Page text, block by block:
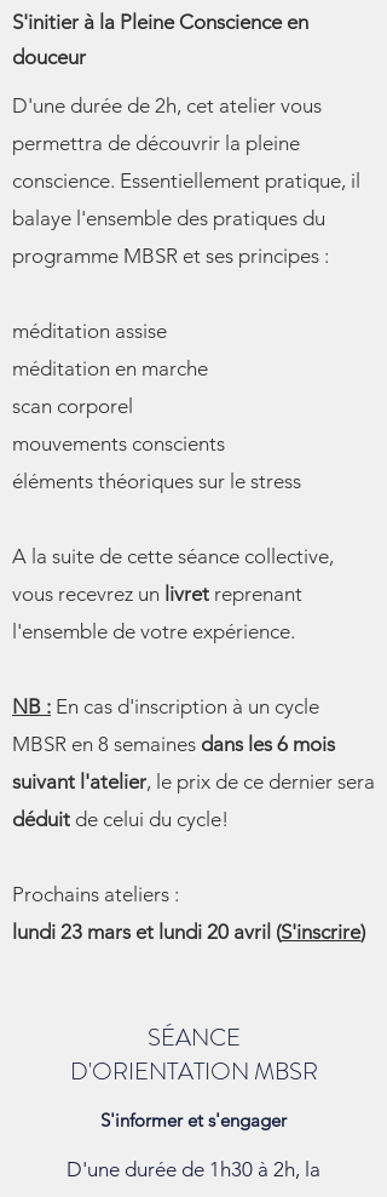
S'initier à la Pleine Conscience en
douceur
D'une durée de 2h, cet atelier vous
permettra de découvrir la pleine
conscience. Essentiellement pratique, il
balaye l'ensemble des pratiques du
programme MBSR et ses principes :
méditation assise
méditation en marche
scan corporel
mouvements conscients
éléments théoriques sur le stress
A la suite de cette séance collective,
vous recevrez un livret reprenant
l'ensemble de votre expérience.
NB : En cas d'inscription à un cycle
MBSR en 8 semaines dans les 6 mois
suivant l'atelier, le prix de ce dernier sera
déduit de celui du cycle!
Prochains ateliers :
lundi 23 mars et lundi 20 avril (S'inscrire)
SÉANCE
D'ORIENTATION MBSR
S'informer et s'engager
D'une durée de 1h30 à 2h, la